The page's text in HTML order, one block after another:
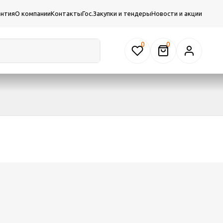
О компанииКонтактыГос.Закупки и тендерыНовости и акции
0